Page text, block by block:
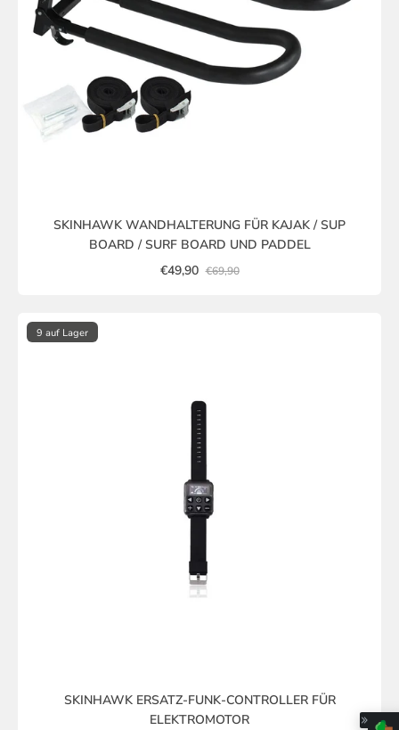
SKINHAWK WANDHALTERUNG FÜR KAJAK / SUP
BOARD / SURF BOARD UND PADDEL
€49,90 €69,90
9 auf Lager
SKINHAWK ERSATZ-FUNK-CONTROLLER FÜR
ELEKTROMOTOR